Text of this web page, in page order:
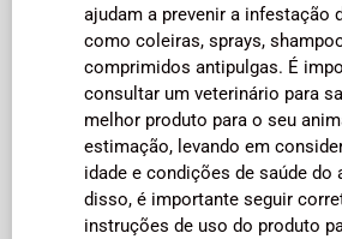
ajudam a prevenir a infestação
como coleiras, sprays,
comprimidos antipulgas. É
consultar um veterinário para
melhor produto para o seu
estimação, levando em
idade e condições de saúde do
disso, é importante seguir
instruções de uso do produto